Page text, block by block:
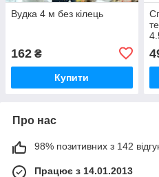
Вудка 4 м без кілець
162 ₴
Купити
Про нас
98% позитивних з 142
Працює з 14.01.2013